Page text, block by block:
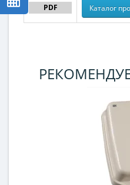
PDF Каталог